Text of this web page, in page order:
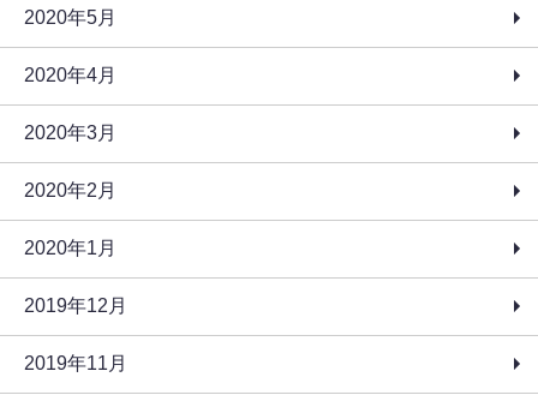
2020年5月
2020年4月
2020年3月
2020年2月
2020年1月
2019年12月
2019年11月